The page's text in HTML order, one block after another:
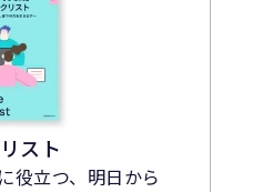
スト
役立つ、明日から